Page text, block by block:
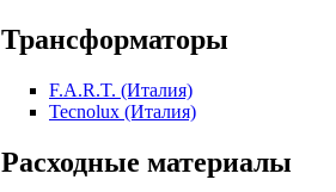
Трансформаторы
F.A.R.T. (Италия)
Tecnolux (Италия)
Расходные материалы